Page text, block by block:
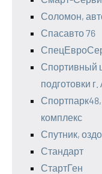
Соломон,
Спасавто 76
Спортивный
подготовки
комплекс
Спутник,
Стандарт
СтартГен